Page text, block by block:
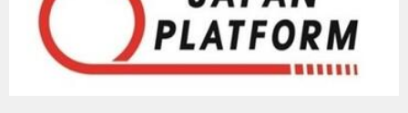
※期日までに集まった支援総額に応じて支援内容の規模を決定しま
す。その上で、有識者および専門家の審査を通じて支援ニーズに合
致する支援内容と適切なNGO団体を決定し、助成を実施いたしま